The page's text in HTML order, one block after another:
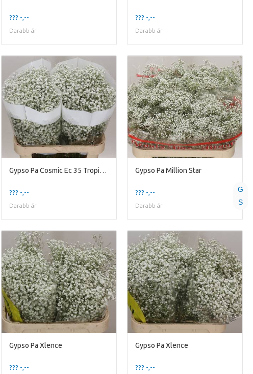
G
S
??? -,--
Darabb ár
??? -,--
Darabb ár
Gypso Pa Cosmic Ec 35 Tropical Acres
??? -,--
Darabb ár
Gypso Pa Million Star
??? -,--
Darabb ár
Gypso Pa Xlence
??? -,--
Gypso Pa Xlence
??? -,--